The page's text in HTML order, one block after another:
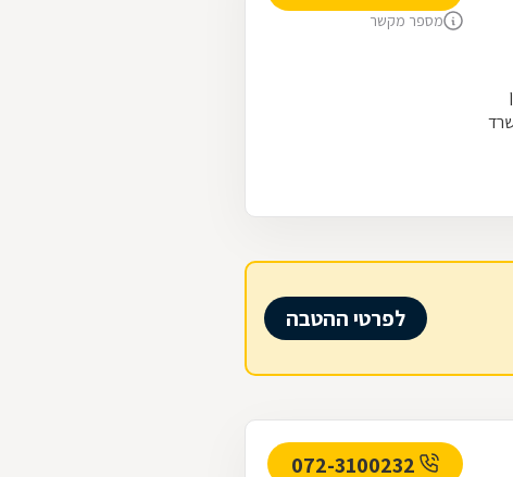
מספר מקשר
לפרטי ההטבה